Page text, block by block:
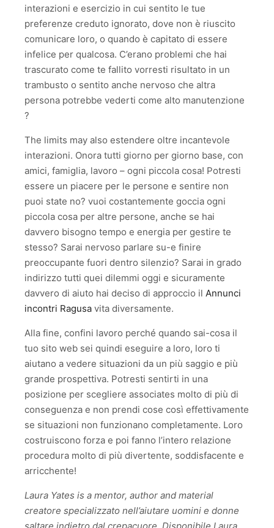
interazioni e esercizio in cui sentito le tue
preferenze creduto ignorato, dove non è riuscito
comunicare loro, o quando è capitato di essere
infelice per qualcosa. C’erano problemi che hai
trascurato come te fallito vorresti risultato in un
trambusto o sentito anche nervoso che altra
persona potrebbe vederti come alto manutenzione
?
The limits may also estendere oltre incantevole
interazioni. Onora tutti giorno per giorno base, con
amici, famiglia, lavoro – ogni piccola cosa! Potresti
essere un piacere per le persone e sentire non
puoi state no? vuoi costantemente goccia ogni
piccola cosa per altre persone, anche se hai
davvero bisogno tempo e energia per gestire te
stesso? Sarai nervoso parlare su-e finire
preoccupante fuori dentro silenzio? Sarai in grado
indirizzo tutti quei dilemmi oggi e sicuramente
davvero di aiuto hai deciso di approccio il Annunci
incontri Ragusa vita diversamente.
Alla fine, confini lavoro perché quando sai-cosa il
tuo sito web sei quindi eseguire a loro, loro ti
aiutano a vedere situazioni da un più saggio e più
grande prospettiva. Potresti sentirti in una
posizione per scegliere associates molto di più di
conseguenza e non prendi cose così effettivamente
se situazioni non funzionano completamente. Loro
costruiscono forza e poi fanno l’intero relazione
procedura molto di più divertente, soddisfacente e
arricchente!
Laura Yates is a mentor, author and material
creatore specializzato nell’aiutare uomini e donne